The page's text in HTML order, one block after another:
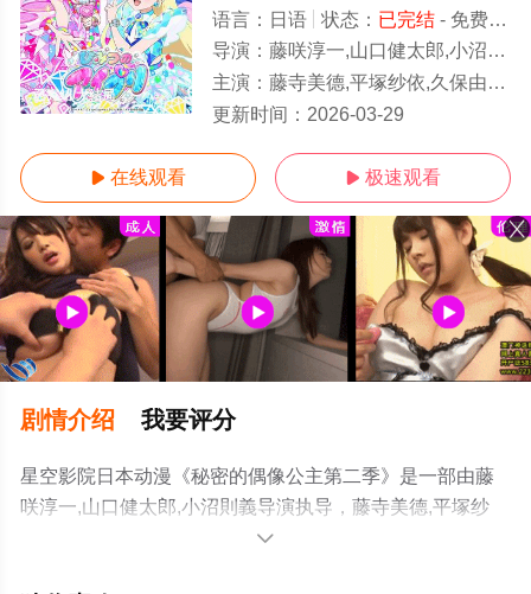
已完结/大结局
语言： 日语 状态： 已完结- 免费在线观看
导演： 藤咲淳一,山口健太郎,小沼則義
主演： 藤寺美德,平塚纱依,久保由利香,日比优理香,铃木杏奈,德井青空,和多田美咲,大地叶,喜多村英梨,土屋李央,川口莉奈,寺泽百花,大森綺星,小
更新时间： 2026-03-29
 在线观看  极速观看
剧情介绍 我要评分
星空影院日本动漫《秘密的偶像公主第二季》是一部由藤
咲淳一,山口健太郎,小沼則義导演执导，藤寺美德,平塚纱
依,久保由利香,日比优理香,铃木杏奈,德井青空,和多田美咲,
